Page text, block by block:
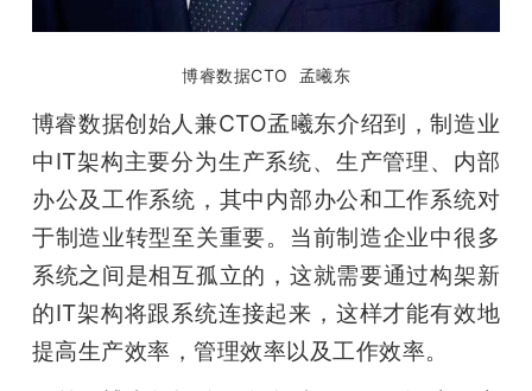
博睿数据CTO  孟曦东
博睿数据创始人兼CTO孟曦东介绍到，制造业
中IT架构主要分为生产系统、生产管理、内部
办公及工作系统，其中内部办公和工作系统对
于制造业转型至关重要。当前制造企业中很多
系统之间是相互孤立的，这就需要通过构架新
的IT架构将跟系统连接起来，这样才能有效地
提高生产效率，管理效率以及工作效率。